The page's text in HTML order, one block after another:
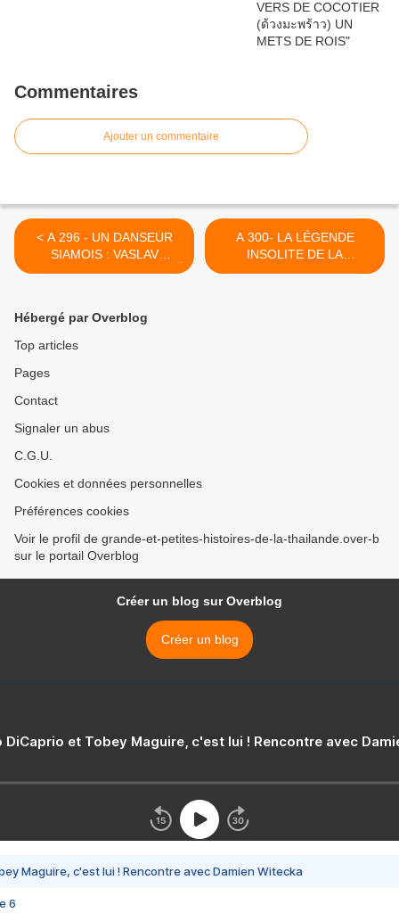
Commentaires
Ajouter un commentaire
< A 296 - UN DANSEUR
SIAMOIS : VASLAV
NIJINSKI – วาสลาฟ นิจินสกี้
A 300- LA LÉGENDE
INSOLITE DE LA
DÉCOUVERTE DU SEL
Hébergé par Overblog
Top articles
Pages
Contact
Signaler un abus
C.G.U.
Cookies et données personnelles
Préférences cookies
Voir le profil de grande-et-petites-histoires-de-la-thailande.over-b
sur le portail Overblog
Créer un blog sur Overblog
Créer un blog
DiCaprio et Tobey Maguire, c'est lui ! Rencontre avec
Maguire, c'est lui ! Rencontre avec Damien Witecka
6